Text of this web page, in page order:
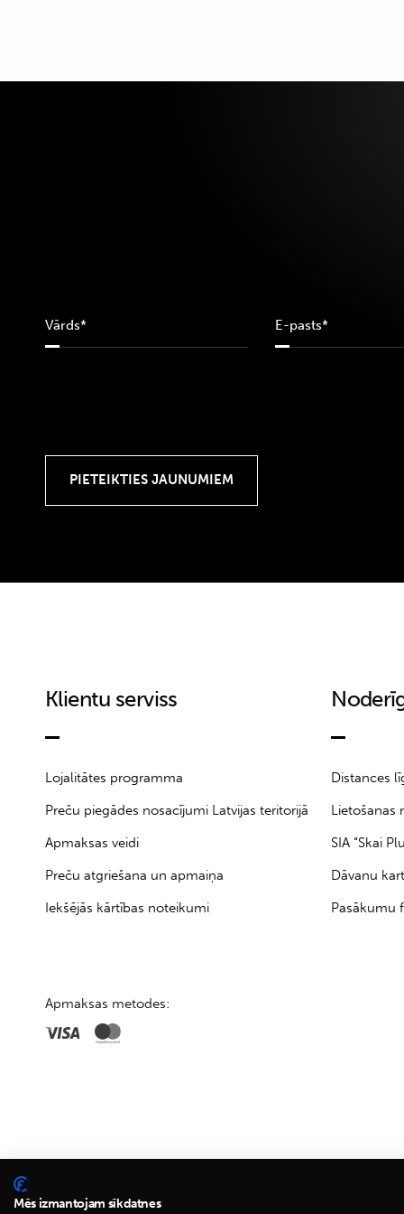
L
Klientu serviss
Lojalitātes programma
Preču piegādes nosacījumi Latvijas teritorijā
Apmaksas veidi
Preču atgriešana un apmaiņa
Iekšējās kārtības noteikumi
Distances
Lietošanas
SIA “Skai
Dāvanu
Pasākumu
Apmaksas metodes:
Mēs izmantojam sīkdatnes